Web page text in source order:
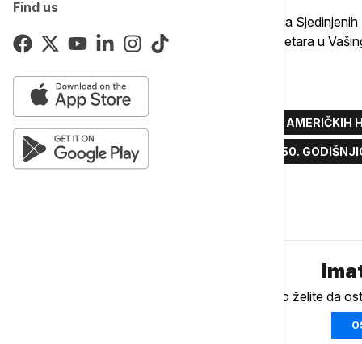
Find us
U okviru proslave 250. godišnjice osnivanja
izgradnja "Trijumfalne kapije" visoke 76 metara u
Više o...
NACIONALNI VRT AMERIČKIH
SJEDINJENE AMERIČKE DRŽAVE 250.
Ukoliko želite da